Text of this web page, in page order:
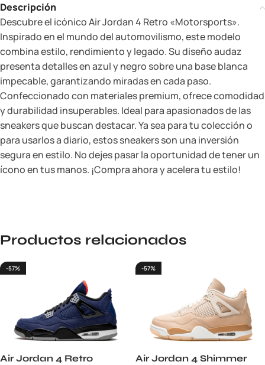
Descripción
Descubre el icónico Air Jordan 4 Retro «Motorsports».
Inspirado en el mundo del automovilismo, este modelo
combina estilo, rendimiento y legado. Su diseño audaz
presenta detalles en azul y negro sobre una base blanca
impecable, garantizando miradas en cada paso.
Confeccionado con materiales premium, ofrece comodidad
y durabilidad insuperables. Ideal para apasionados de las
sneakers que buscan destacar. Ya sea para tu colección o
para usarlos a diario, estos sneakers son una inversión
segura en estilo. No dejes pasar la oportunidad de tener un
ícono en tus manos. ¡Compra ahora y acelera tu estilo!
Productos relacionados
-57%
Air Jordan 4 Retro
-57%
Air Jordan 4 Shimmer